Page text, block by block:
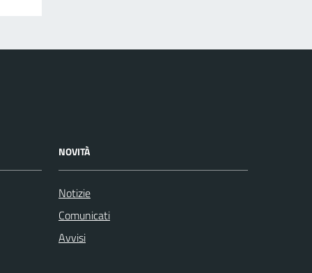
NOVITÀ
Notizie
Comunicati
Avvisi